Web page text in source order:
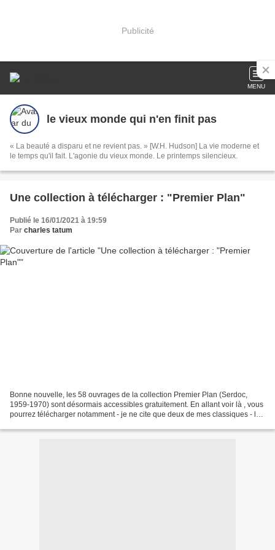
Publicité
MENU
le vieux monde qui n'en finit pas
« La beauté a disparu et ne revient pas. » [W.H. Hudson] La vie moderne et
le temps qu'il fait. L'agonie du vieux monde. Le printemps silencieux.
Une collection à télécharger : "Premier Plan"
Publié le 16/01/2021 à 19:59
Par charles tatum
Bonne nouvelle, les 58 ouvrages de la collection Premier Plan (Serdoc,
1959-1970) sont désormais accessibles gratuitement. En allant voir là , vous
pourrez télécharger notamment - je ne cite que deux de mes classiques - le